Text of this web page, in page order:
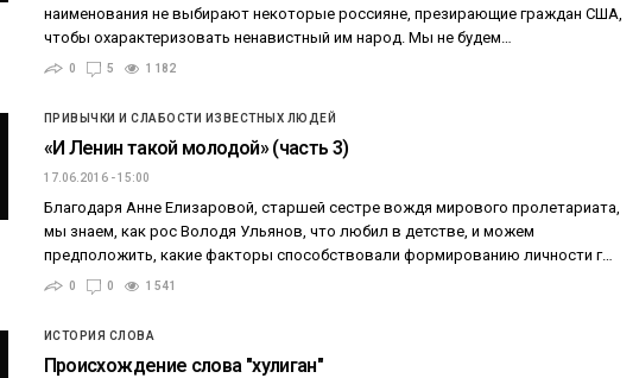
наименования не выбирают некоторые россияне, презирающие граждан США,
чтобы охарактеризовать ненавистный им народ. Мы не будем…
0 5 1 182
ПРИВЫЧКИ И СЛАБОСТИ ИЗВЕСТНЫХ ЛЮДЕЙ
«И Ленин такой молодой» (часть 3)
17.06.2016 - 15:00
Благодаря Анне Елизаровой, старшей сестре вождя мирового пролетариата,
мы знаем, как рос Володя Ульянов, что любил в детстве, и можем
предположить, какие факторы способствовали формированию личности г…
0 0 1 541
ИСТОРИЯ СЛОВА
Происхождение слова "хулиган"